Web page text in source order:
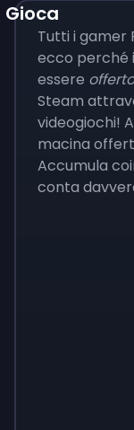
Gioca
Tutti i gamer
ecco perché
essere
Steam
videogiochi!
macina
Accumula
conta